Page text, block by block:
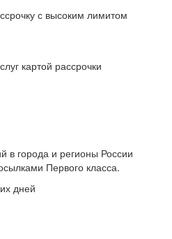
с высоким лимитом
картой рассрочки
в города и регионы России
Первого класса.
дней